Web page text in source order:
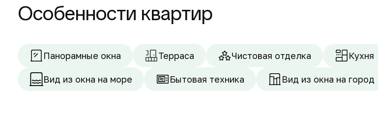
Особенности квартир
Панорамные окна Терраса Чистовая отделка Кухня
Вид из окна на море Бытовая техника Вид из окна на город